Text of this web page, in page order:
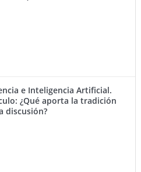
e Inteligencia Artificial.
¿Qué aporta la tradición
discusión?